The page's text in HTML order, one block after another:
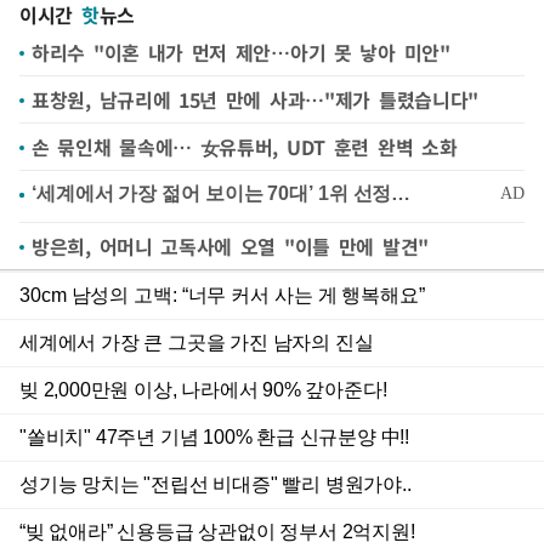
이시간 핫뉴스
하리수 "이혼 내가 먼저 제안…아기 못 낳아 미안"
표창원, 남규리에 15년 만에 사과…"제가 틀렸습니다"
손 묶인채 물속에… 女유튜버, UDT 훈련 완벽 소화
방은희, 어머니 고독사에 오열 "이틀 만에 발견"